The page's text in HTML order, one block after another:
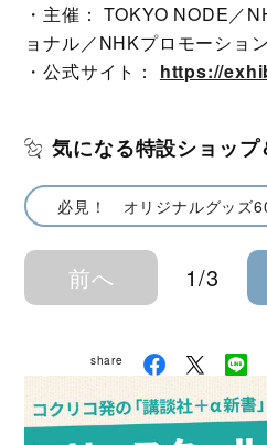
・主催： TOKYO NODE／
ョナル／NHKプロモーション
・公式サイト： https://
気になる特設ショッ
必見！ オリジナルグッズ
前へ 1/3
share